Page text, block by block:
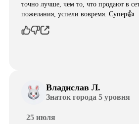
точно лучше, чем то, что продают в
пожелания, успели вовремя. Супер👍
Владислав Л.
Знаток города 5 уровня
25 июля